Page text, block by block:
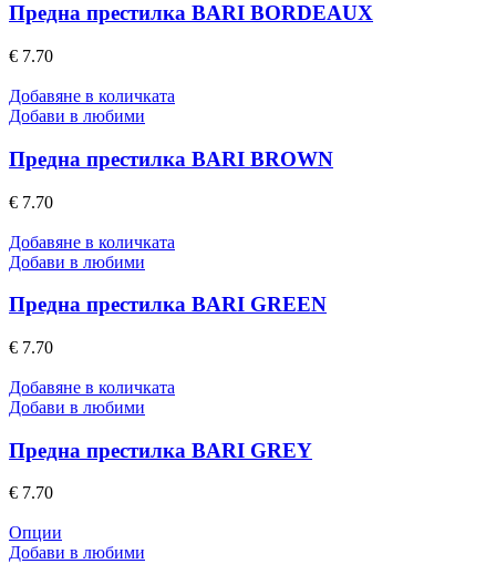
Предна престилка BARI BORDEAUX
€ 7.70
Добавяне в количката
Добави в любими
Предна престилка BARI BROWN
€ 7.70
Добавяне в количката
Добави в любими
Предна престилка BARI GREEN
€ 7.70
Добавяне в количката
Добави в любими
Предна престилка BARI GREY
€ 7.70
Опции
product
Добави в любими